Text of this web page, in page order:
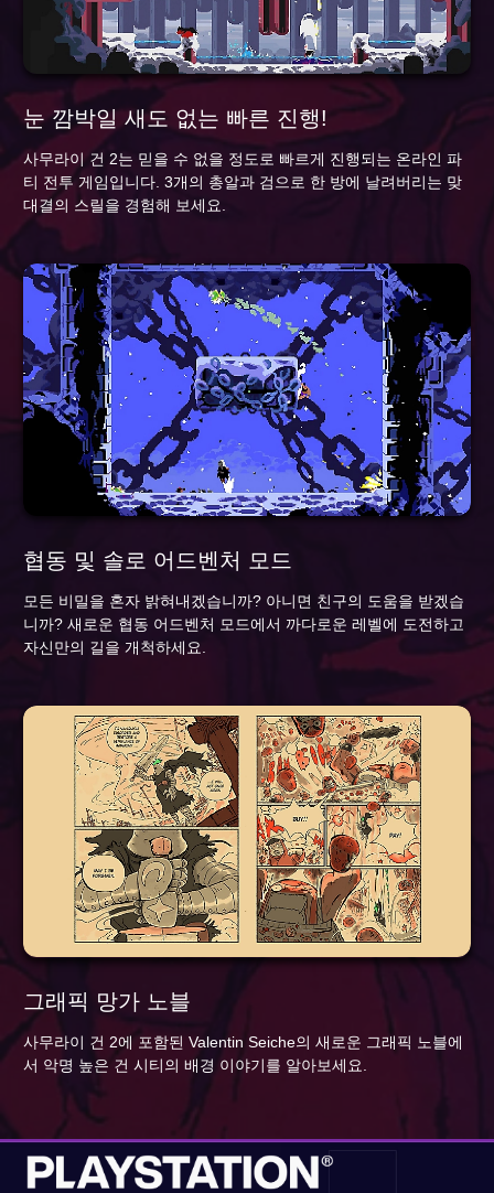
눈 깜박일 새도 없는 빠른 진행!
사무라이 건 2는 믿을 수 없을 정도로 빠르게 진행되는 온라인 파
티 전투 게임입니다. 3개의 총알과 검으로 한 방에 날려버리는 맞
대결의 스릴을 경험해 보세요.
협동 및 솔로 어드벤처 모드
모든 비밀을 혼자 밝혀내겠습니까? 아니면 친구의 도움을 받겠습
니까? 새로운 협동 어드벤처 모드에서 까다로운 레벨에 도전하고
자신만의 길을 개척하세요.
그래픽 망가 노블
사무라이 건 2에 포함된 Valentin Seiche의 새로운 그래픽 노블에
서 악명 높은 건 시티의 배경 이야기를 알아보세요.